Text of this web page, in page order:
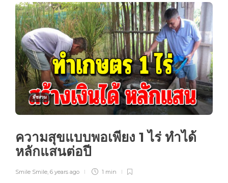
พืชสวน
ความสุขแบบพอเพียง 1 ไร่ ทำได้
หลักแสนต่อปี
Smile Smile 6 years ago 1 min